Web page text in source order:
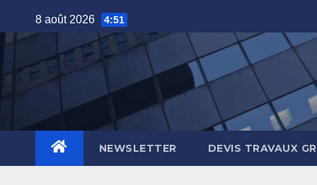
to
8 août 2026 4:51
NEWSLETTER DEVIS TRAVAUX